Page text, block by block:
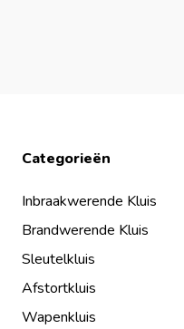
Categorieën
Inbraakwerende Kluis
Brandwerende Kluis
Sleutelkluis
Afstortkluis
Wapenkluis